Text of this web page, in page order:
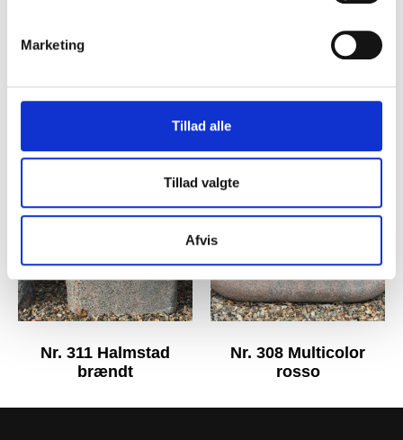
Marketing
Tillad alle
Tillad valgte
Afvis
Nr. 322 Olivengrøn Nr. 318 Vaanga poleret
Nr. 311 Halmstad
brændt
Nr. 308 Multicolor
rosso